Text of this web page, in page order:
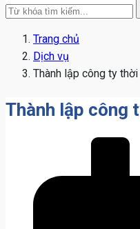
Trang chủ
Dịch vụ
Thành lập công ty
Thành lập công